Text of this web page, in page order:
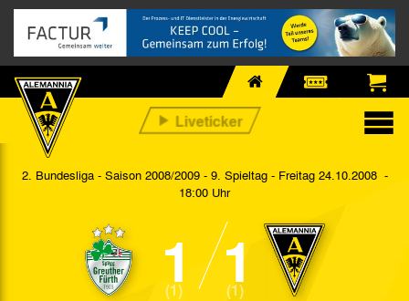
2. Bundesliga - Saison 2008/2009 - 9. Spieltag - Freitag 24.10.2008 -
18:00 Uhr
1
(1) 1
(1)